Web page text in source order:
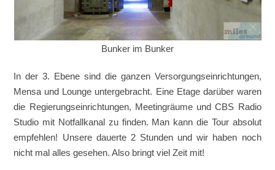
Bunker im Bunker
In der 3. Ebene sind die ganzen Versorgungseinrichtungen,
Mensa und Lounge untergebracht. Eine Etage darüber waren
die Regierungseinrichtungen, Meetingräume und CBS Radio
Studio mit Notfallkanal zu finden. Man kann die Tour absolut
empfehlen! Unsere dauerte 2 Stunden und wir haben noch
nicht mal alles gesehen. Also bringt viel Zeit mit!